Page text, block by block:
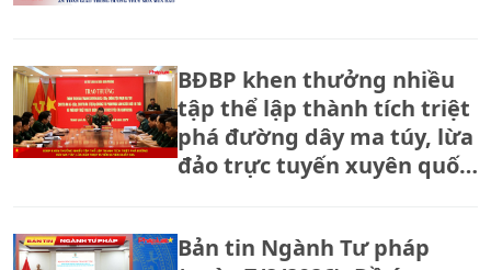
BĐBP khen thưởng nhiều
tập thể lập thành tích triệt
phá đường dây ma túy, lừa
đảo trực tuyến xuyên quốc
Bản tin Ngành Tư pháp